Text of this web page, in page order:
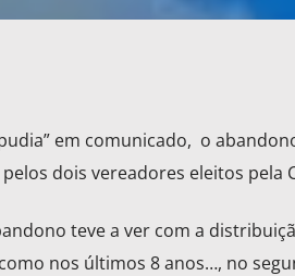
em comunicado, o
dois vereadores eleitos pela
teve a ver com a
nos últimos 8 anos…, no